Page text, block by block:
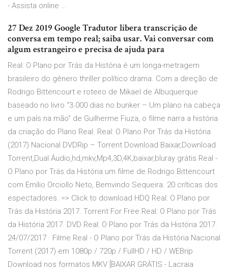
- Assista online …
27 Dez 2019 Google Tradutor libera transcrição de
conversa em tempo real; saiba usar. Vai conversar com
algum estrangeiro e precisa de ajuda para
Real: O Plano por Trás da História é um longa-metragem
brasileiro do gênero thriller político drama. Com a direção de
Rodrigo Bittencourt e roteiro de Mikael de Albuquerque
baseado no livro “3.000 dias no bunker – Um plano na cabeça
e um país na mão” de Guilherme Fiuza, o filme narra a história
da criação do Plano Real. Real: O Plano Por Trás da História
(2017) Nacional DVDRip – Torrent Download Baixar,Download
Torrent,Dual Áudio,hd,mkv,Mp4,3D,4K,baixar,bluray grátis Real -
O Plano por Trás da História um filme de Rodrigo Bittencourt
com Emílio Orciollo Neto, Bemvindo Sequeira. 20 críticas dos
espectadores. => Click to download HDQ Real: O Plano por
Trás da História 2017. Torrent For Free Real: O Plano por Trás
da História 2017. DVD Real: O Plano por Trás da História 2017.
24/07/2017 · Filme Real - O Plano por Trás da História Nacional
Torrent (2017) em 1080p / 720p / FullHD / HD / WEBrip
Download nos formatos MKV [BAIXAR GRÁTIS - Lacraia